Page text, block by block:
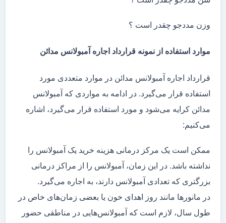
وزن مددجو چقدر است ؟
موارد استفاده از نمونه قرارداد اجاره آمبولانس مدائن
قرارداد اجاره آمبولانس مدائن در موارد متعددی مورد
استفاده قرار می‌گیرد. در ادامه به مواردی که آمبولانس
مدائن کرایه می‌شود و مورد استفاده قرار می‌گیرد، اشاره
می‌کنیم:
ممکن است یک مرکز درمانی هزینه خرید یک آمبولانس را
نداشته باشد. در این زمان، آمبولانس را از مراکز درمانی
بزرگتری که تعدادی آمبولانس دارند، به اجاره می‌گیرد.
در مانور‌ها مانند روز اهدای خون یا بعضی زمان‌های خاص در
طول سال، لازم است که آمبولانس‌هایی در مناطقی حضور